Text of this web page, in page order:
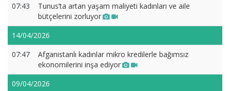
07:43
Tunus’ta artan yaşam maliyeti kadınları ve aile
bütçelerini zorluyor
14/04/2026
07:47
Afganistanlı kadınlar mikro kredilerle bağımsız
ekonomilerini inşa ediyor
09/04/2026